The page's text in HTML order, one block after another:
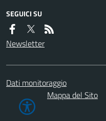
SEGUICI SU
Newsletter
Dati monitoraggio
Mappa del Sito